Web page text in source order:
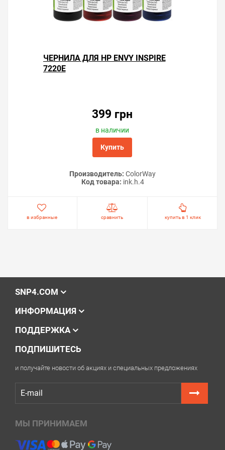
ЧЕРНИЛА ДЛЯ HP ENVY INSPIRE
7220E
399 грн
в наличии
Купить
Производитель: ColorWay
Код товара: ink.h.4
в избранные сравнить купить в 1 клик
SNP4.COM
ИНФОРМАЦИЯ
ПОДДЕРЖКА
ПОДПИШИТЕСЬ
и получайте новости об акциях и специальных предложениях
МЫ ПРИНИМАЕМ